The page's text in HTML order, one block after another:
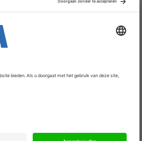
op de agenda. Bedrijven
en te integreren in hun
te lopen: door nu te
investeringen. Er wordt dus niet
maatregelen te
bedrijfsleven.